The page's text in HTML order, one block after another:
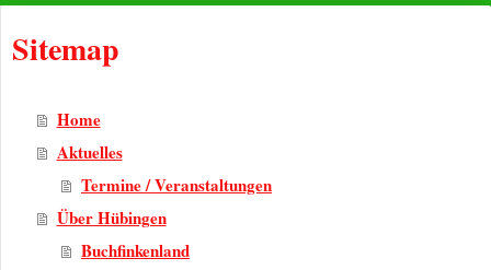
Sitemap
Home
Aktuelles
Termine / Veranstaltungen
Über Hübingen
Buchfinkenland